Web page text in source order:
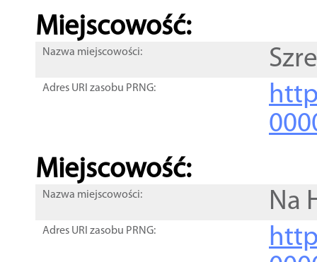
Miejscowość:
Nazwa miejscowości:
Adres URI zasobu PRNG:
Miejscowość:
Nazwa miejscowości: Na
Adres URI zasobu PRNG: